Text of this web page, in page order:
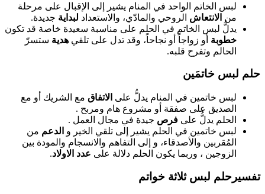
لبس الخاتم الواحد في المنام يشير إلى الإقبال على مرحلة
من الانتعاش الروحي والمادّي، والاستعداد لبداية جديدة.
يدلُّ لبس الخاتم في الحلم على مناسبة سعيدة خاصة قد تكون
خطوبة أو زواجاً أو نجاحاً، وقد تدل على تلقي هدية ستسرّ
الحالم وتفرح قلبه.
حلم لبس خاتمَين
لبس خاتمين في المنام يدلُّ على الاتفاق مع الشريك أو مع
الصديق على صفقة أو مشروع هام ومربح .
الحلم يدلُّ على فرص جيدة في مجال العمل .
لبس خاتمين في الحلم يشير إلى تلقي الخير و الدعم من
المُقربين والأصدقاء، و إلى التفاهم والانسجام والمودة بين
الزوجين ، وربما يكون الحلم دلالة على عدد الاولاد.
تفسيرحلم لبس ثلاثة خواتم